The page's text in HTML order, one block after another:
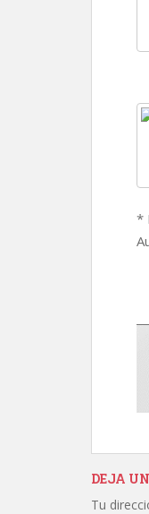
*
DEJA
Tu